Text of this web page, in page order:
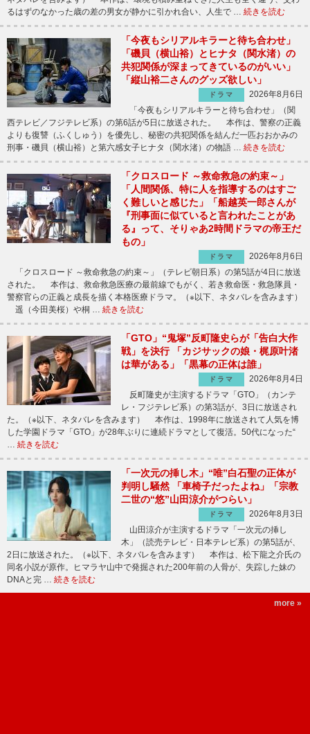
るはずのなかった歳の差の男女が静かに引かれ合い、人生で … 続きを読む
「今夜もシリアルキラーと待ち合わせ」
「磯貝（横山裕）とヒナタ（関水渚）の
共犯関係が深まってきているのがいい」
「縦山裕二さんのグッズ欲しい」
ドラマ
2026年8月6日
「今夜もシリアルキラーと待ち合わせ」（関
西テレビ／フジテレビ系）の第6話が5日に放送された。 本作は、警察の正義
よりも復讐（ふくしゅう）を優先し、秘密の共犯関係を結んだ一匹おおかみの
刑事・磯貝（横山裕）と第六感女子ヒナタ（関水渚）の物語 … 続きを読む
「クロスロード ～救命救急の約束～」
「人間関係、特に人を指導するのはすご
く難しいと感じた」「船越英一郎さんが
『刑事面に似ていると言われたことがあ
る』って、そりゃあ2時間ドラマの帝王だ
もの」
ドラマ
2026年8月6日
「クロスロード ～救命救急の約束～」（テレビ朝日系）の第5話が4日に放送
された。 本作は、救命救急医療の最前線でもがく、若き救命医・救急隊員・
警察官らの正義と成長を描く本格医療ドラマ。（※以下、ネタバレを含みます）
遥（今田美桜）や桐 … 続きを読む
「GTO」“鬼塚”反町隆史らが「告白大作
戦」を決行 「カジサックの娘・梶原叶渚
は華がある」「黒幕の正体は誰」
ドラマ
2026年8月4日
反町隆史が主演するドラマ「GTO」（カンテ
レ・フジテレビ系）の第3話が、3日に放送され
た。（※以下、ネタバレを含みます） 本作は、1998年に放送されて人気を博
した学園ドラマ「GTO」が28年ぶりに連続ドラマとして復活。50代になった“
… 続きを読む
「一次元の挿し木」“唯”白石聖の正体が
判明し騒然 「車椅子だったよね」「宗教
二世の“悠”山田涼介がつらい」
ドラマ
2026年8月3日
山田涼介が主演するドラマ「一次元の挿し
木」（読売テレビ・日本テレビ系）の第5話が、
2日に放送された。（※以下、ネタバレを含みます） 本作は、松下龍之介氏の
同名小説が原作。ヒマラヤ山中で発掘された200年前の人骨が、失踪した妹の
DNAと完 … 続きを読む
more »